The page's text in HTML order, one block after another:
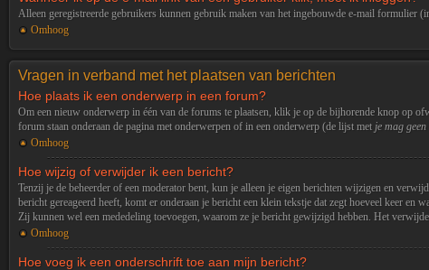
Alleen geregistreerde gebruikers kunnen gebruik maken van het ingebouwde e-mail formulier
Omhoog
Vragen in verband met het plaatsen van berichten
Hoe plaats ik een onderwerp in een forum?
Om een nieuw onderwerp in één van de forums te plaatsen, klik je op de bijhorende knop op
forum staan onderaan de pagina met onderwerpen of in een onderwerp (de lijst met je mag
Omhoog
Hoe wijzig of verwijder ik een bericht?
Tenzij je de beheerder of een moderator bent, kun je alleen je eigen berichten wijzigen en
bericht gereageerd heeft, komt er onderaan je bericht een klein tekstje dat zegt hoeveel keer
Zij kunnen wel een mededeling toevoegen, waarom ze je bericht gewijzigd hebben. Het
Omhoog
Hoe voeg ik een onderschrift toe aan mijn bericht?